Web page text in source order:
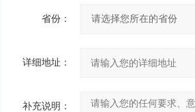
省份：
详细地址：
补充说明：